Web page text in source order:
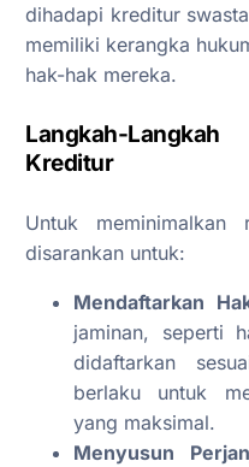
dihadapi kreditur
memiliki kerangka
hak-hak mereka.
Langkah-
Kreditur
Untuk meminimalkan
disarankan untuk:
Mendaftarkan
jaminan, seperti
didaftarkan
berlaku untuk
yang maksimal.
Menyusun